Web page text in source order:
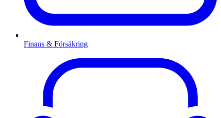
Finans & Försäkring